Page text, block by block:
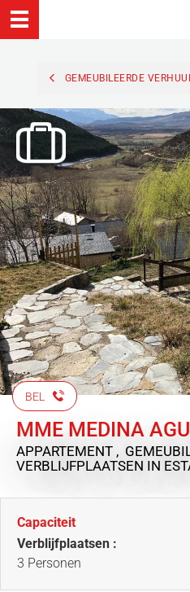
GEMEUBILEERDE
BEL
MME MEDINA
APPARTEMENT ,
VERBLIJFPLAATSEN IN
Capaciteit
Verblijfplaatsen :
3 Personen